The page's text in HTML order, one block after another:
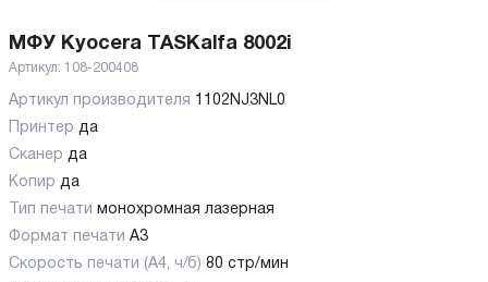
МФУ Kyocera TASKalfa 8002i
Артикул: 108-200408
Артикул производителя 1102NJ3NL0
Принтер да
Сканер да
Копир да
Тип печати монохромная лазерная
Формат печати A3
Скорость печати (А4, ч/б) 80 стр/мин